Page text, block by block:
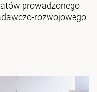
prowadzonego
rozwojowego